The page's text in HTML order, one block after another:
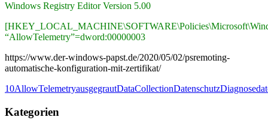
Windows Registry Editor Version 5.00
“AllowTelemetry”=dword:00000003
https://www.der-windows-papst.de/2020/05/02/psremoting-
automatische-konfiguration-mit-zertifikat/
10AllowTelemetryausgegrautDataCollectionDatenschutz
Kategorien